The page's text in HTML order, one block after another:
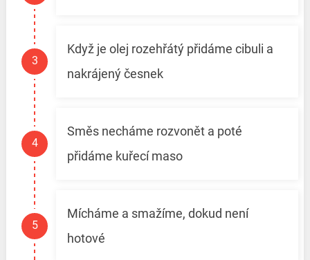
Když je olej rozehřátý přidáme cibuli a
nakrájený česnek
Směs necháme rozvonět a poté
přidáme kuřecí maso
Mícháme a smažíme, dokud není
hotové